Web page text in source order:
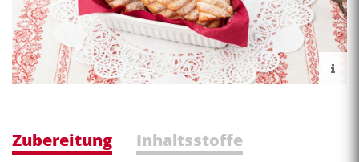
Zubereitung
Inhaltsstoffe